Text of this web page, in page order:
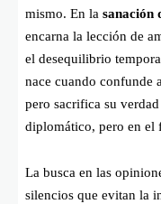
mismo. En la sanación
encarna la lección de
el desequilibrio
nace cuando confunde
pero sacrifica su
diplomático, pero en el
La busca en las
silencios que evitan la